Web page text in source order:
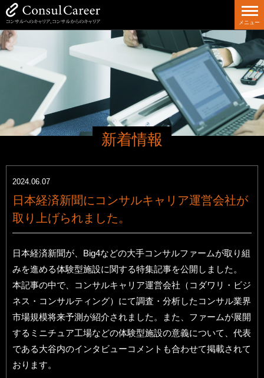
メニュー
新着情報
2024.06.07
日本経済新聞にコンサルキャリア運営会社が
取り上げられました。
日本経済新聞が、Big4などの大手コンサルファームが取り組
みを進める体験型施設に関する特集記事を公開しました。
本記事の中で、コンサルキャリア運営会社（コダワリ・ビジ
ネス・コンサルティング）にて調査・分析したコンサル業界
市場規模将来予測が紹介されました。また、ファームが展開
するミニチュア工場などの体験型施設の意義について、代表
である大谷内のインタビューコメントも合わせて掲載されて
おります。